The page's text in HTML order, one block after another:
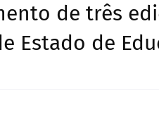
de três
Estado de